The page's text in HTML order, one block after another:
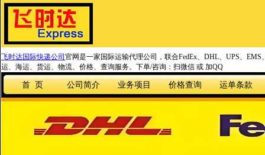
飞时达国际快递公司 官网是一家国际运输代理公司，联合FedEx、DHL、UPS、
运、海运、货运、物流、价格、查询服务。下单/咨询：扫微信 或 加QQ
首 页 公司简介 业务项目 价格查询 运单条款